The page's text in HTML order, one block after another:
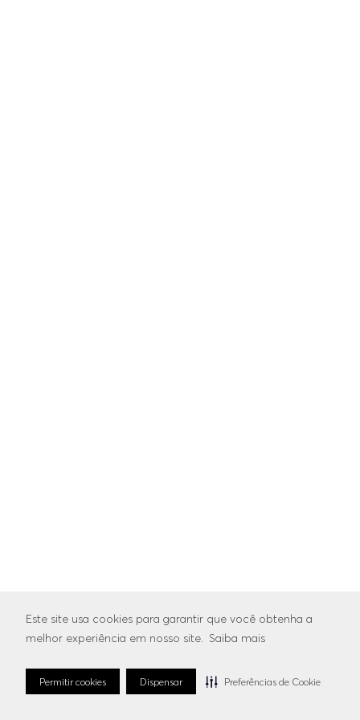
Este site usa cookies para garantir que você obtenha a
melhor experiência em nosso site. Saiba mais
Permitir cookies Dispensar Preferências de Cookie